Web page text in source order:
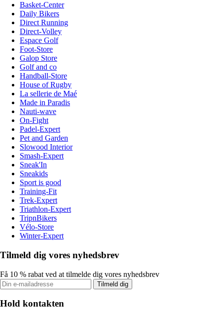
Basket-Center
Daily Bikers
Direct Running
Direct-Volley
Espace Golf
Foot-Store
Galop Store
Golf and co
Handball-Store
House of Rugby
La sellerie de Maé
Made in Paradis
Nauti-wave
On-Fight
Padel-Expert
Pet and Garden
Slowood Interior
Smash-Expert
Sneak'In
Sneakids
Sport is good
Training-Fit
Trek-Expert
Triathlon-Expert
TripnBikers
Vélo-Store
Winter-Expert
Tilmeld dig vores nyhedsbrev
Få 10 % rabat ved at tilmelde dig vores nyhedsbrev
Tilmeld dig
Hold kontakten